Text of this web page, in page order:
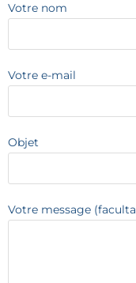
Votre nom
Votre e-mail
Objet
Votre message